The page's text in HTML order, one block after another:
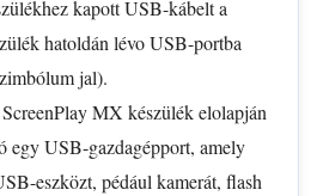
kapott USB-kábelt a
hatoldán lévo USB-portba
jal).
MX készülék elolapján
egy USB-gazdagépport, amely
eszközt, pédául kamerát, flash